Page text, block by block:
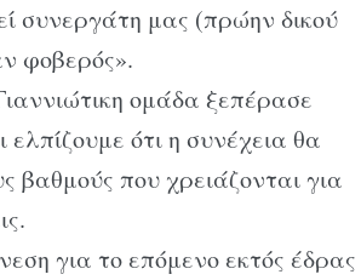
συνεργάτη μας (πρώην δικού
φοβερός».
ομάδα ξεπέρασε
ότι η συνέχεια θα
βαθμούς που χρειάζονται για
για το επόμενο εκτός έδρας